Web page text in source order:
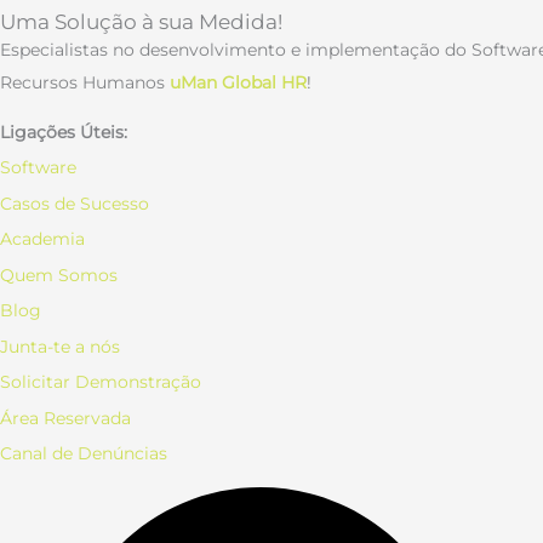
Uma Solução à sua Medida!
Especialistas no desenvolvimento e implementação do
Recursos Humanos uMan Global HR!
Ligações Úteis:
Software
Casos de Sucesso
Academia
Quem Somos
Blog
Junta-te a nós
Solicitar Demonstração
Área Reservada
Canal de Denúncias